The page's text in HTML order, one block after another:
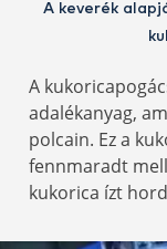
A keverék
A
adalékanyag,
polcain. Ez a
fennmaradt
kukorica ízt